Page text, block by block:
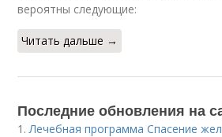
вероятны следующие:
Читать дальше →
Последние обновления на
1. Лечебная программа Спасение